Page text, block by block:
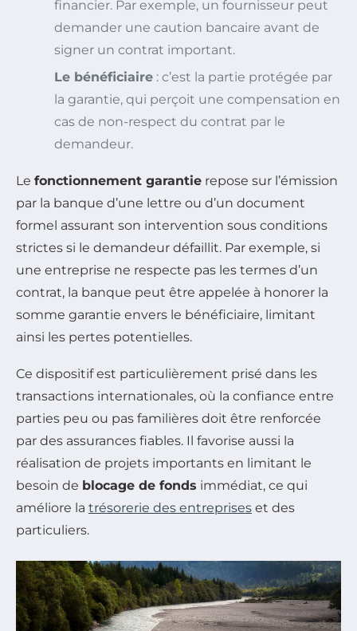
financier. Par exemple, un fournisseur peut
demander une caution bancaire avant de
signer un contrat important.
Le bénéficiaire : c’est la partie protégée par
la garantie, qui perçoit une compensation en
cas de non-respect du contrat par le
demandeur.
Le fonctionnement garantie repose sur l’émission
par la banque d’une lettre ou d’un document
formel assurant son intervention sous conditions
strictes si le demandeur défaillit. Par exemple, si
une entreprise ne respecte pas les termes d’un
contrat, la banque peut être appelée à honorer la
somme garantie envers le bénéficiaire, limitant
ainsi les pertes potentielles.
Ce dispositif est particulièrement prisé dans les
transactions internationales, où la confiance entre
parties peu ou pas familières doit être renforcée
par des assurances fiables. Il favorise aussi la
réalisation de projets importants en limitant le
besoin de blocage de fonds immédiat, ce qui
améliore la trésorerie des entreprises et des
particuliers.